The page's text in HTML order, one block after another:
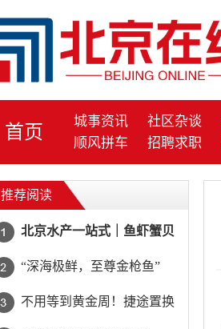
首页
城事资讯 社区杂谈
顺风拼车
招聘求职
推荐阅读
北京水产一站式｜鱼虾蟹贝
全配齐，一键下单当日达
“深海极鲜，至尊金枪鱼”
不用等到黄金周！捷途置换